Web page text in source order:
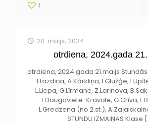
1
20. maijs, 2024
otrdiena, 2024.gada
otrdiena, 2024.gada 21.maijs Stundās
I.Lazdiņa, A.Kārkliņa, I.Glužģe,
L.Liepa, G.Līrmane, Z.Larinova,
I.Daugaviete-Kravale, G.Grīva,
L.Gredzena (no 2.st.),
STUNDU IZMAIŅAS Klase